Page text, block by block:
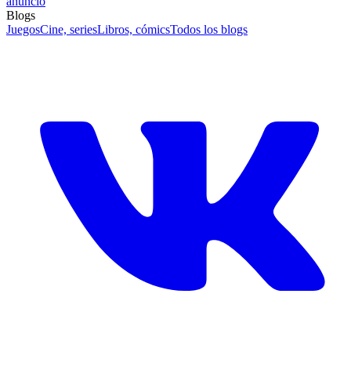
Blogs
JuegosCine, seriesLibros, cómicsTodos los blogs